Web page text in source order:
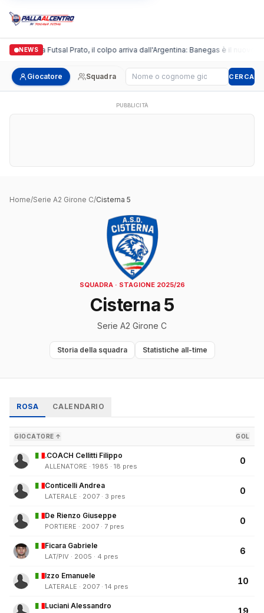
NEWS
Italgronda Futsal Prato, il colpo arriva dall'Argentina: Banegas è il nuovo
Giocatore Squadra Cerca giocatore CERCA
PUBBLICITÀ
Home/Serie A2 Girone C/Cisterna 5
SQUADRA · STAGIONE 2025/26
Cisterna 5
Serie A2 Girone C
Storia della squadra Statistiche all-time
ROSA CALENDARIO
GIOCATORE ↑ GOL
.COACH Cellitti Filippo
ALLENATORE · 1985 · 18 pres
0
Conticelli Andrea
LATERALE · 2007 · 3 pres
0
De Rienzo Giuseppe
PORTIERE · 2007 · 7 pres
0
Ficara Gabriele
LAT/PIV · 2005 · 4 pres
6
Izzo Emanuele
LATERALE · 2007 · 14 pres
10
Luciani Alessandro
19